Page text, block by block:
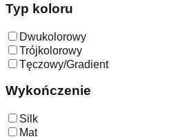
Typ koloru
Dwukolorowy
Trójkolorowy
Tęczowy/Gradient
Wykończenie
Silk
Mat